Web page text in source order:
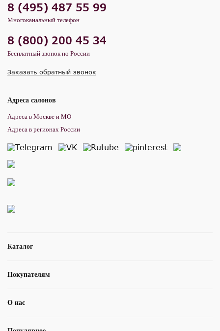
Каталог
Покупателям
О нас
8 (495) 487 55 99
Многоканальный телефон
8 (800) 200 45 34
Бесплатный звонок по России
Заказать обратный звонок
Адреса салонов
Адреса в Москве и МО
Адреса в регионах России